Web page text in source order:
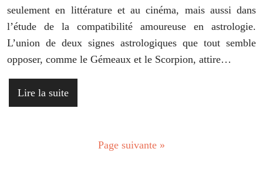
seulement en littérature et au cinéma, mais aussi dans
l’étude de la compatibilité amoureuse en astrologie.
L’union de deux signes astrologiques que tout semble
opposer, comme le Gémeaux et le Scorpion, attire…
Lire la suite
Page suivante »